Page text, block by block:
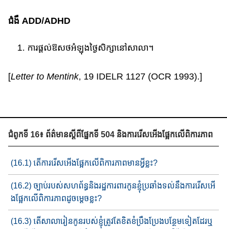
ជំពូកទី 16៖ ព័ត៌មានស្តីពីផ្នែកទី 504 និងការរើសអើងផ្អែកលើពិការភាព
(16.1) តើការរើសអើង​ផ្អែកលើ​ពិការភាព​មានអ្វីខ្លះ​?
(16.2) ច្បាប់របស់សហព័ន្ធនិង​រដ្ឋការពារ​កូនខ្ញុំ​ប្រឆាំង​ទល់នឹងការ​​​រើ​ស​​អើ​
ង​ផ្អែកលើ​ពិការភាព​ដូចម្តេចខ្លះ​?
(16.3) តើ​សាលារៀន​កូនរបស់ខ្ញុំ​ត្រូវតែ​ខិតខំប្រឹងប្រែង​បន្ថែមទៀត​ដែរ​ឬ​
ជំងឺ ADD/ADHD
ការផ្តល់​ឱសថអំឡុង​ថ្ងៃសិក្សា​នៅសាលា​។​
[Letter to Mentink, 19 IDELR 1127 (OCR 1993).]